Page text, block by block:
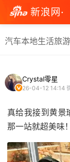
新浪网·
汽车本地生活旅游
Crystal零星
26-04-12 14:14
真给我接到黄景
那一站就超美味！ ​